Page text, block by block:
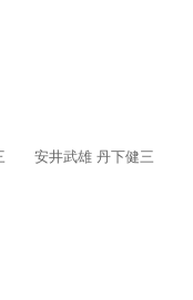
安井武雄 丹下健三